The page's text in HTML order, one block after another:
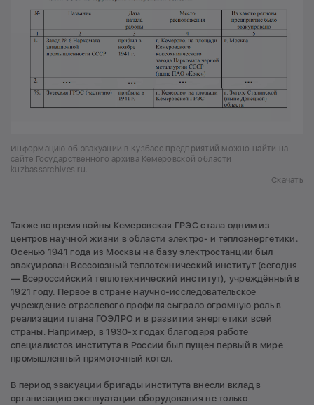
Информацию об эвакуации в Кузбасс предприятий можно найти на
сайте Государственного архива Кемеровской области
kuzbassarchives.ru.
Скачать
Также во время войны Кемеровская ГРЭС стала одним из
центров научной жизни в области электро- и теплоэнергетики.
Осенью 1941 года из Москвы на базу электростанции был
эвакуирован Всесоюзный теплотехнический институт (сегодня
— Всероссийский теплотехнический институт), учреждённый в
1921 году. Первое в стране научно-исследовательское
учреждение отраслевого профиля сыграло огромную роль в
реализации плана ГОЭЛРО и в развитии энергетики всей
страны. Например, в 1930-х годах благодаря работе
специалистов института в России был пущен первый в мире
промышленный прямоточный котел.
В период эвакуации бригады института внесли вклад в
организацию эксплуатации оборудования не только